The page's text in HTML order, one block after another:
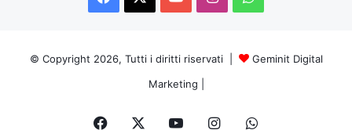
© Copyright 2026, Tutti i diritti riservati |
Geminit Digital
Marketing
Facebook InstagramWhatsApp